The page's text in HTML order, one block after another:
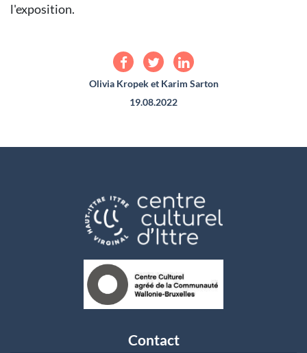
l'exposition.
Olivia Kropek et Karim Sarton
19.08.2022
Contact